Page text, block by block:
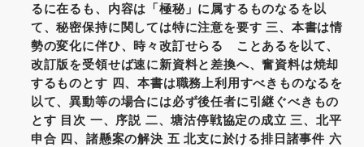
るに在るも、内容は「極秘」に属するものなるを以
て、秘密保持に関しては特に注意を要す 三、本書は情
勢の変化に伴ひ、時々改訂せらるゝことあるを以て、
改訂版を受領せば速に新資料と差換へ、奮資料は焼却
するものとす 四、本書は職務上利用すべきものなるを
以て、異動等の場合には必ず後任者に引継ぐべきもの
とす 目次 一、序説 二、塘沽停戦協定の成立 三、北平
申合 四、諸懸案の解決 五 北支に於ける排日諸事件 六